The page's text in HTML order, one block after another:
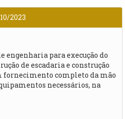
2023
engenharia para execução do
de escadaria e construção
fornecimento completo da mão
necessários, na